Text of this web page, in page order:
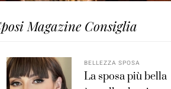
Magazine Consiglia
BELLEZZA SPOSA
La sposa più bella